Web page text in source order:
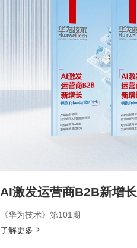
AI激发运营商B2B新增长
《华为技术》第101期
了解更多